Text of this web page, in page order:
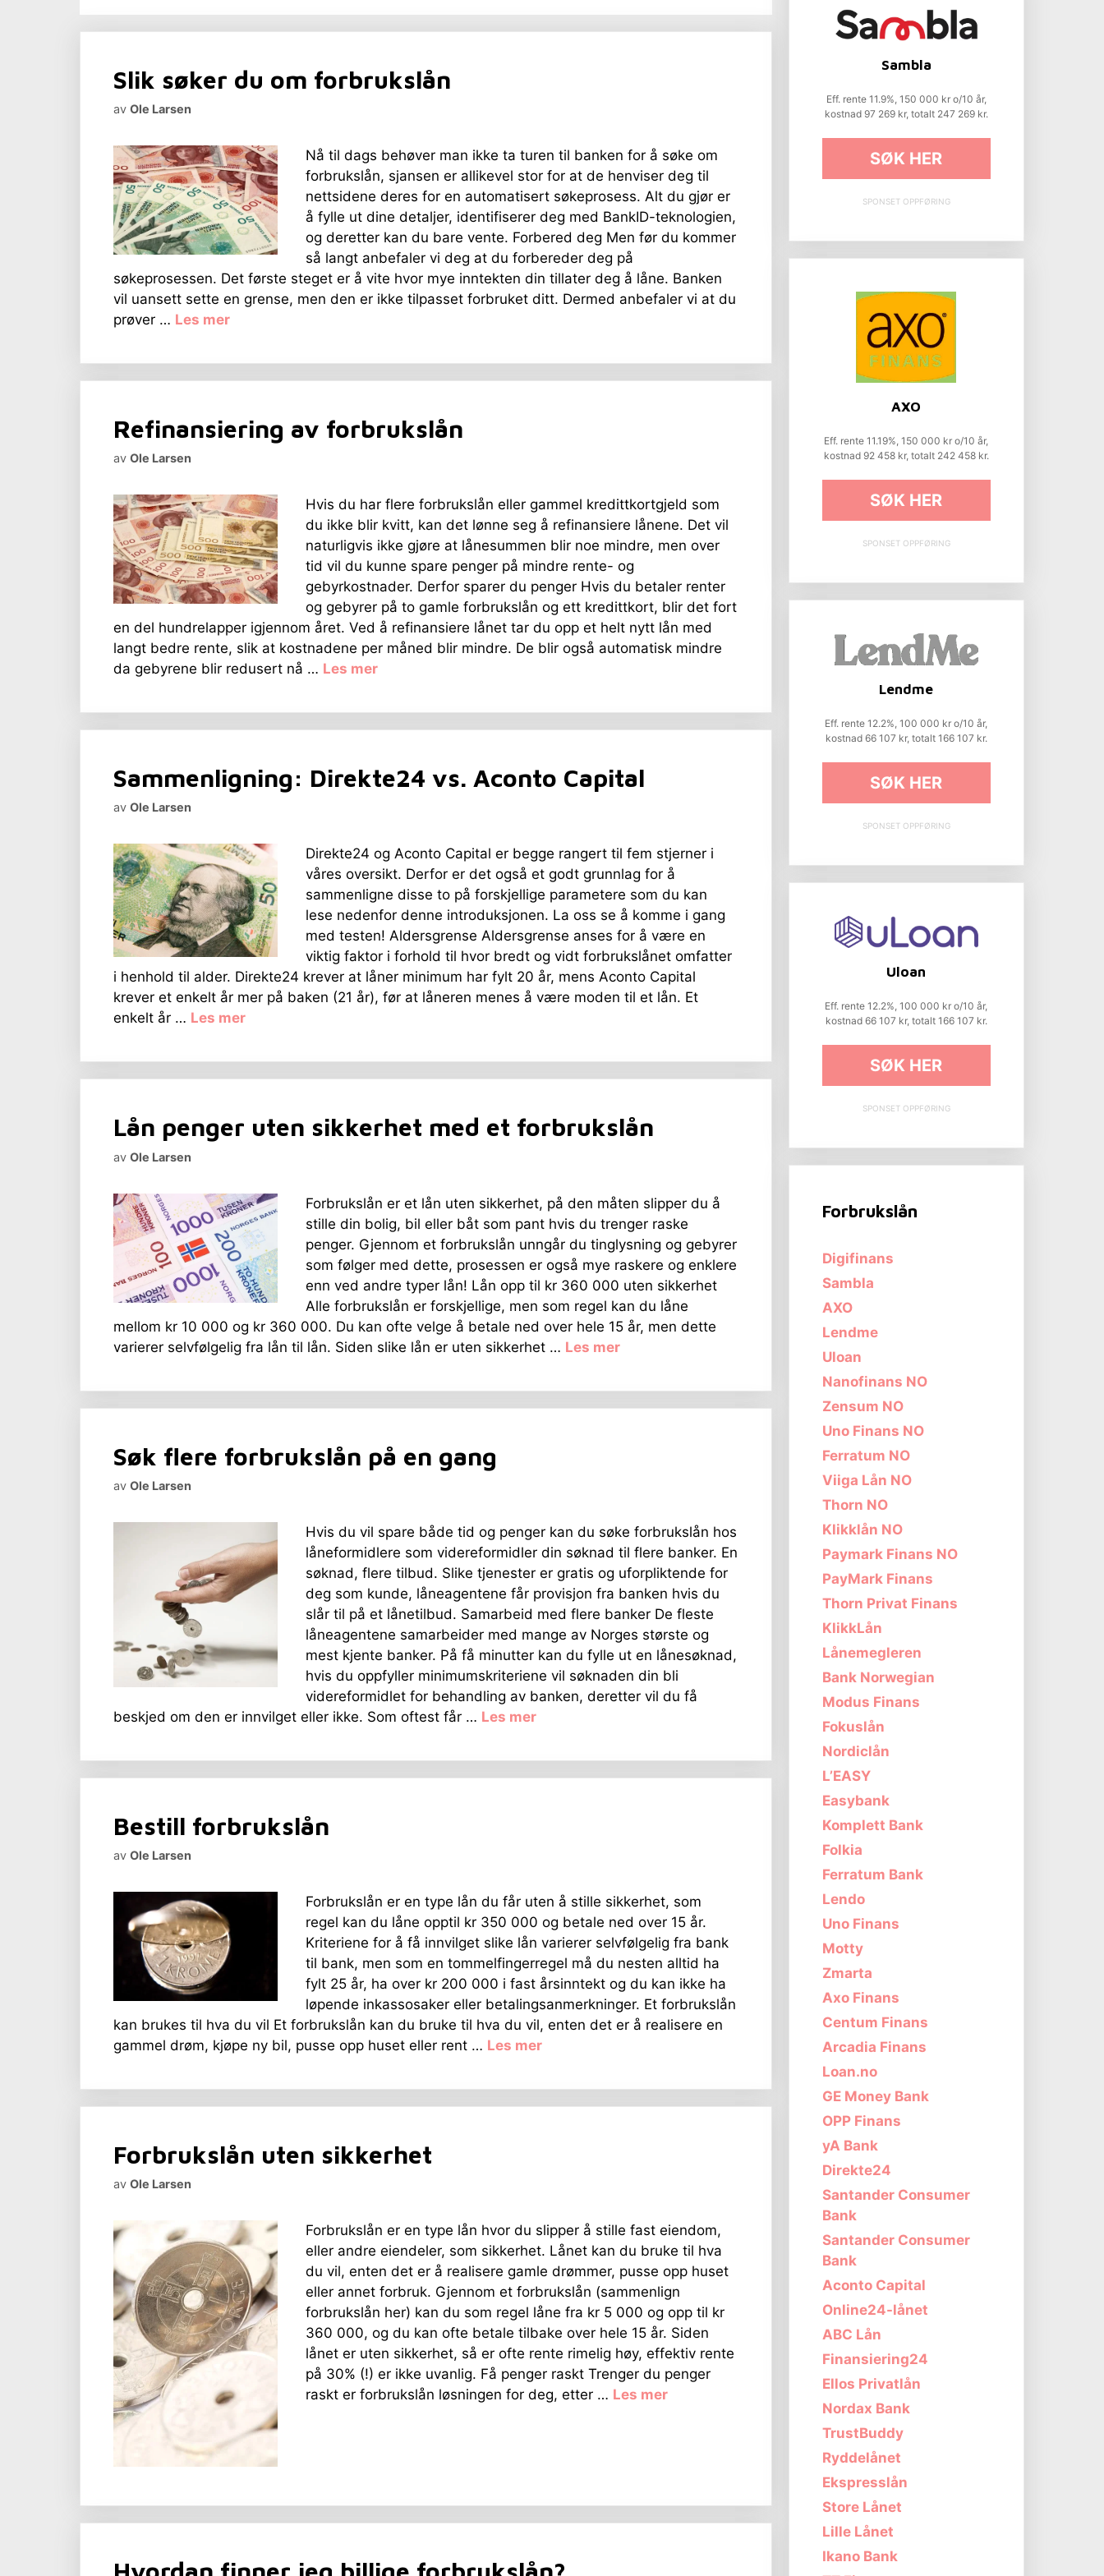
Slik søker du om forbrukslån
av Ole Larsen
Nå til dags behøver man ikke ta turen til banken for å søke om
forbrukslån, sjansen er allikevel stor for at de henviser deg til
nettsidene deres for en automatisert søkeprosess. Alt du gjør er
å fylle ut dine detaljer, identifiserer deg med BankID-teknologien,
og deretter kan du bare vente. Forbered deg Men før du kommer
så langt anbefaler vi deg at du forbereder deg på
søkeprosessen. Det første steget er å vite hvor mye inntekten din tillater deg å låne. Banken
vil uansett sette en grense, men den er ikke tilpasset forbruket ditt. Dermed anbefaler vi at du
prøver … Les mer
Refinansiering av forbrukslån
av Ole Larsen
Hvis du har flere forbrukslån eller gammel kredittkortgjeld som
du ikke blir kvitt, kan det lønne seg å refinansiere lånene. Det vil
naturligvis ikke gjøre at lånesummen blir noe mindre, men over
tid vil du kunne spare penger på mindre rente- og
gebyrkostnader. Derfor sparer du penger Hvis du betaler renter
og gebyrer på to gamle forbrukslån og ett kredittkort, blir det fort
en del hundrelapper igjennom året. Ved å refinansiere lånet tar du opp et helt nytt lån med
langt bedre rente, slik at kostnadene per måned blir mindre. De blir også automatisk mindre
da gebyrene blir redusert nå … Les mer
Sammenligning: Direkte24 vs. Aconto Capital
av Ole Larsen
Direkte24 og Aconto Capital er begge rangert til fem stjerner i
våres oversikt. Derfor er det også et godt grunnlag for å
sammenligne disse to på forskjellige parametere som du kan
lese nedenfor denne introduksjonen. La oss se å komme i gang
med testen! Aldersgrense Aldersgrense anses for å være en
viktig faktor i forhold til hvor bredt og vidt forbrukslånet omfatter
i henhold til alder. Direkte24 krever at låner minimum har fylt 20 år, mens Aconto Capital
krever et enkelt år mer på baken (21 år), før at låneren menes å være moden til et lån. Et
enkelt år … Les mer
Lån penger uten sikkerhet med et forbrukslån
av Ole Larsen
Forbrukslån er et lån uten sikkerhet, på den måten slipper du å
stille din bolig, bil eller båt som pant hvis du trenger raske
penger. Gjennom et forbrukslån unngår du tinglysning og gebyrer
som følger med dette, prosessen er også mye raskere og enklere
enn ved andre typer lån! Lån opp til kr 360 000 uten sikkerhet
Alle forbrukslån er forskjellige, men som regel kan du låne
mellom kr 10 000 og kr 360 000. Du kan ofte velge å betale ned over hele 15 år, men dette
varierer selvfølgelig fra lån til lån. Siden slike lån er uten sikkerhet … Les mer
Søk flere forbrukslån på en gang
av Ole Larsen
Hvis du vil spare både tid og penger kan du søke forbrukslån hos
låneformidlere som videreformidler din søknad til flere banker. En
søknad, flere tilbud. Slike tjenester er gratis og uforpliktende for
deg som kunde, låneagentene får provisjon fra banken hvis du
slår til på et lånetilbud. Samarbeid med flere banker De fleste
låneagentene samarbeider med mange av Norges største og
mest kjente banker. På få minutter kan du fylle ut en lånesøknad,
hvis du oppfyller minimumskriteriene vil søknaden din bli
videreformidlet for behandling av banken, deretter vil du få
beskjed om den er innvilget eller ikke. Som oftest får … Les mer
Bestill forbrukslån
av Ole Larsen
Forbrukslån er en type lån du får uten å stille sikkerhet, som
regel kan du låne opptil kr 350 000 og betale ned over 15 år.
Kriteriene for å få innvilget slike lån varierer selvfølgelig fra bank
til bank, men som en tommelfingerregel må du nesten alltid ha
fylt 25 år, ha over kr 200 000 i fast årsinntekt og du kan ikke ha
løpende inkassosaker eller betalingsanmerkninger. Et forbrukslån
kan brukes til hva du vil Et forbrukslån kan du bruke til hva du vil, enten det er å realisere en
gammel drøm, kjøpe ny bil, pusse opp huset eller rent … Les mer
Forbrukslån uten sikkerhet
av Ole Larsen
Forbrukslån er en type lån hvor du slipper å stille fast eiendom,
eller andre eiendeler, som sikkerhet. Lånet kan du bruke til hva
du vil, enten det er å realisere gamle drømmer, pusse opp huset
eller annet forbruk. Gjennom et forbrukslån (sammenlign
forbrukslån her) kan du som regel låne fra kr 5 000 og opp til kr
360 000, og du kan ofte betale tilbake over hele 15 år. Siden
lånet er uten sikkerhet, så er ofte rente rimelig høy, effektiv rente
på 30% (!) er ikke uvanlig. Få penger raskt Trenger du penger
raskt er forbrukslån løsningen for deg, etter … Les mer
Sambla
Eff. rente 11.9%, 150 000 kr o/10 år,
kostnad 97 269 kr, totalt 247 269 kr.
SØK HER
SPONSET OPPFØRING
AXO
Eff. rente 11.19%, 150 000 kr o/10 år,
kostnad 92 458 kr, totalt 242 458 kr.
SØK HER
SPONSET OPPFØRING
Lendme
Eff. rente 12.2%, 100 000 kr o/10 år,
kostnad 66 107 kr, totalt 166 107 kr.
SØK HER
SPONSET OPPFØRING
Uloan
Eff. rente 12.2%, 100 000 kr o/10 år,
kostnad 66 107 kr, totalt 166 107 kr.
SØK HER
SPONSET OPPFØRING
Forbrukslån
Digifinans
Sambla
AXO
Lendme
Uloan
Nanofinans NO
Zensum NO
Uno Finans NO
Ferratum NO
Viiga Lån NO
Thorn NO
Klikklån NO
Paymark Finans NO
PayMark Finans
Thorn Privat Finans
KlikkLån
Lånemegleren
Bank Norwegian
Modus Finans
Fokuslån
Nordiclån
L’EASY
Easybank
Komplett Bank
Folkia
Ferratum Bank
Lendo
Uno Finans
Motty
Zmarta
Axo Finans
Centum Finans
Arcadia Finans
Loan.no
GE Money Bank
OPP Finans
yA Bank
Direkte24
Santander Consumer
Bank
Santander Consumer
Bank
Aconto Capital
Online24-lånet
ABC Lån
Finansiering24
Ellos Privatlån
Nordax Bank
TrustBuddy
Ryddelånet
Ekspresslån
Store Lånet
Lille Lånet
Ikano Bank